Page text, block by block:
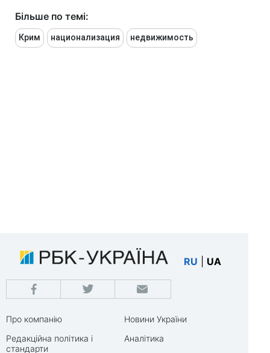
Більше по темі:
Крим национализация недвижимость
RU UA
Про компанію
Редакційна політика і
стандарти
Новини України
Аналітика